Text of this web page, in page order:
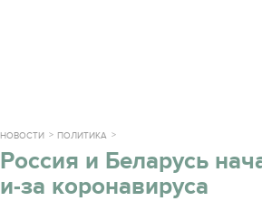
НОВОСТИ ПОЛИТИКА
Россия и Беларусь
и-за коронавируса